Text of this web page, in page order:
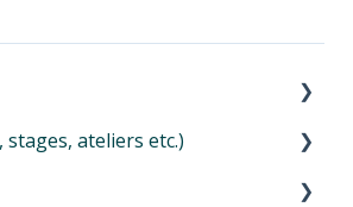
votre Eversports Manager
stages, ateliers etc.)
vos activités